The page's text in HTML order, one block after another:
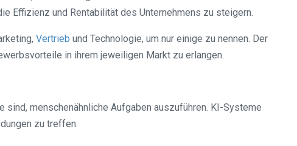
Effizienz und Rentabilität des Unternehmens zu steigern.
Vertrieb und Technologie, um nur einige zu nennen. Der
in ihrem jeweiligen Markt zu erlangen.
menschenähnliche Aufgaben auszuführen. KI-Systeme
zu treffen.